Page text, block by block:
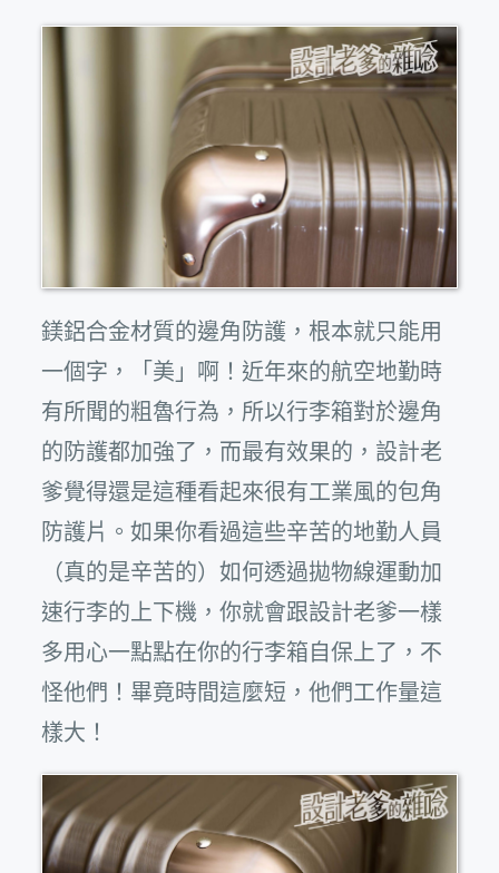
鎂鋁合金材質的邊角防護，根本就只能用
一個字，「美」啊！近年來的航空地勤時
有所聞的粗魯行為，所以行李箱對於邊角
的防護都加強了，而最有效果的，設計老
爹覺得還是這種看起來很有工業風的包角
防護片。如果你看過這些辛苦的地勤人員
（真的是辛苦的）如何透過拋物線運動加
速行李的上下機，你就會跟設計老爹一樣
多用心一點點在你的行李箱自保上了，不
怪他們！畢竟時間這麼短，他們工作量這
樣大！